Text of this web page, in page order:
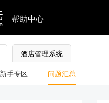
帮助中心
酒店管理系统
新手专区 问题汇总